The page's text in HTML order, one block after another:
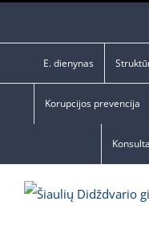
E. dienynas
Korupcijos prevencija